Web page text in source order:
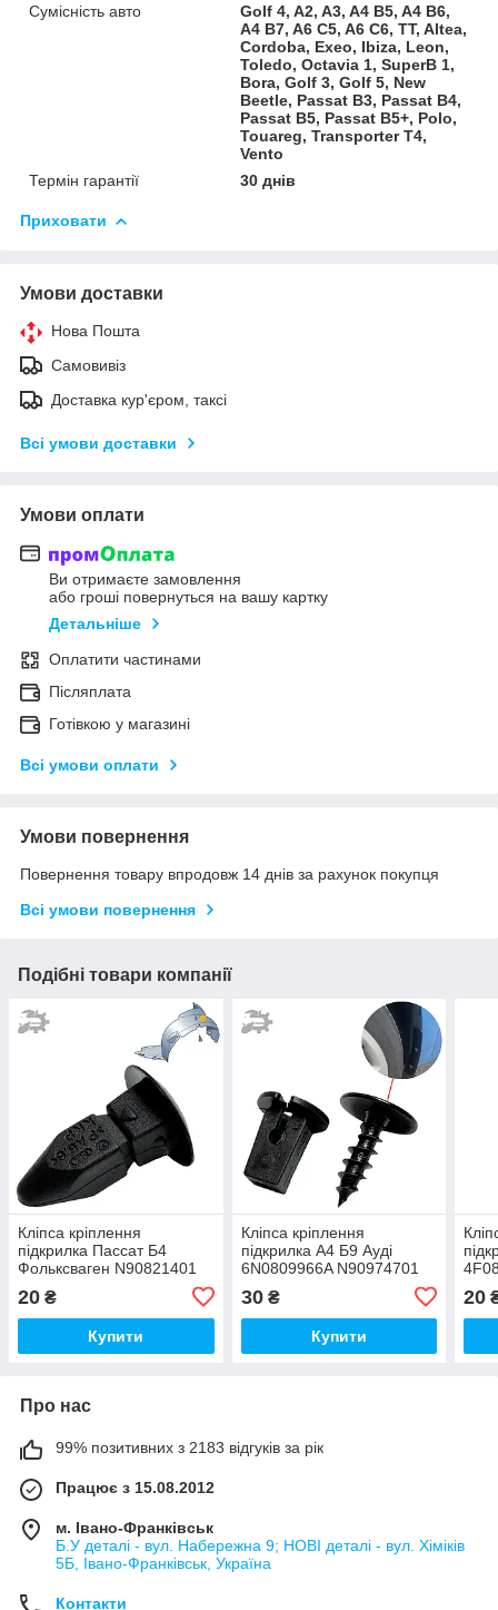
Сумісність авто
Golf 4, A2, A3, A4 B5, A4 B6,
A4 B7, A6 C5, A6 C6, TT, Altea,
Cordoba, Exeo, Ibiza, Leon,
Toledo, Octavia 1, SuperB 1,
Bora, Golf 3, Golf 5, New
Beetle, Passat B3, Passat B4,
Passat B5, Passat B5+, Polo,
Touareg, Transporter T4,
Vento
Термін гарантії
30 днів
Приховати
Умови доставки
Нова Пошта
Самовивіз
Доставка кур'єром, таксі
Всі умови доставки
Умови оплати
Ви отримаєте замовлення
або гроші повернуться на вашу картку
Детальніше
Оплатити частинами
Післяплата
Готівкою у магазині
Всі умови оплати
Умови повернення
Повернення товару впродовж 14 днів за рахунок покупця
Всі умови повернення
Подібні товари компанії
Кліпса кріплення
підкрилка Пассат Б4
Фольксваген N90821401
20 ₴
Купити
Кліпса кріплення
підкрилка А4 Б9 Ауді
6N0809966A N90974701
30₴
Купити
20
Про нас
99% позитивних з 2183 відгуків за рік
Працює з 15.08.2012
м. Івано-Франківськ
Б.У деталі - вул. Набережна 9; НОВІ деталі - вул. Хіміків
5Б, Івано-Франківськ, Україна
Контакти